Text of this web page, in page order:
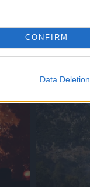
CONFIRM
Data Deletion